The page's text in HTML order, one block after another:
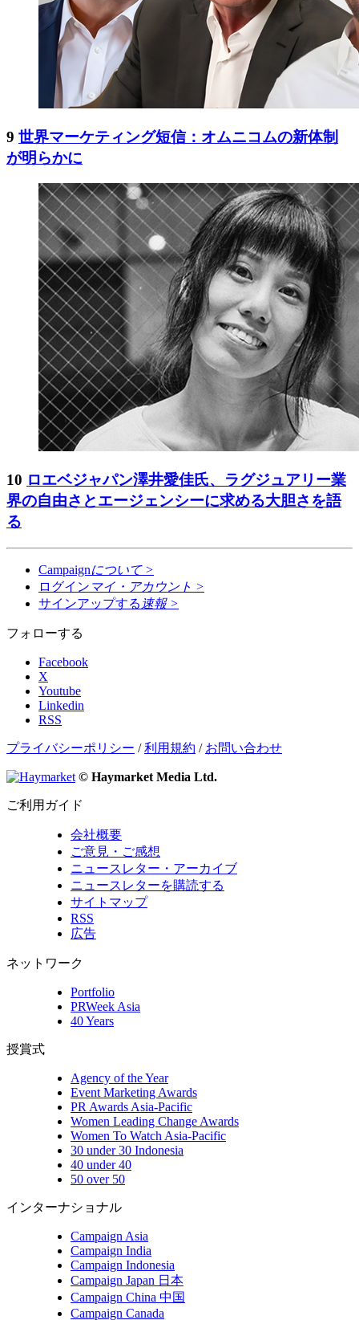
9 世界マーケティング短信：オムニコムの新体制
が明らかに
10 ロエベジャパン澤井愛佳氏、ラグジュアリー業
界の自由さとエージェンシーに求める大胆さを語
る
Campaignについて >
ログイン マイ・アカウント >
サインアップする 速報 >
フォローする
Facebook
X
Youtube
Linkedin
RSS
プライバシーポリシー /利用規約 / お問い合わせ
© Haymarket Media Ltd.
ご利用ガイド
会社概要
ご意見・ご感想
ニュースレター・アーカイブ
ニュースレターを購読する
サイトマップ
RSS
広告
ネットワーク
Portfolio
PRWeek Asia
40 Years
授賞式
Agency of the Year
Event Marketing Awards
PR Awards Asia-Pacific
Women Leading Change Awards
Women To Watch Asia-Pacific
30 under 30 Indonesia
40 under 40
50 over 50
インターナショナル
Campaign Asia
Campaign India
Campaign Indonesia
Campaign Japan 日本
Campaign China 中国
Campaign Canada